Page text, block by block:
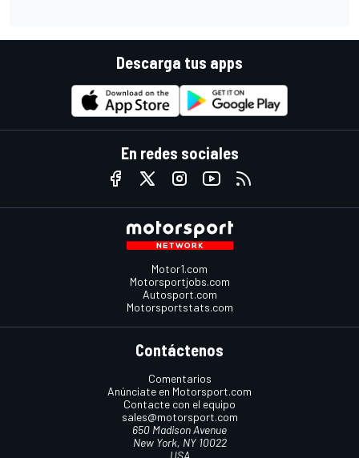
Descarga tus apps
En redes sociales
Motor1.com
Motorsportjobs.com
Autosport.com
Motorsportstats.com
Contáctenos
Comentarios
Anúnciate en Motorsport.com
Contacte con el equipo
sales@motorsport.com
650 Madison Avenue
New York, NY 10022
USA